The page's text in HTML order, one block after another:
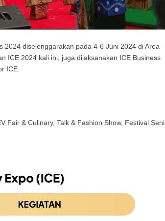
diselenggarakan pada 4-6 Juni 2024 di Area
ICE 2024 kali ini, juga dilaksanakan ICE Business
ICE.
Fair & Culinary, Talk & Fashion Show, Festival Seni